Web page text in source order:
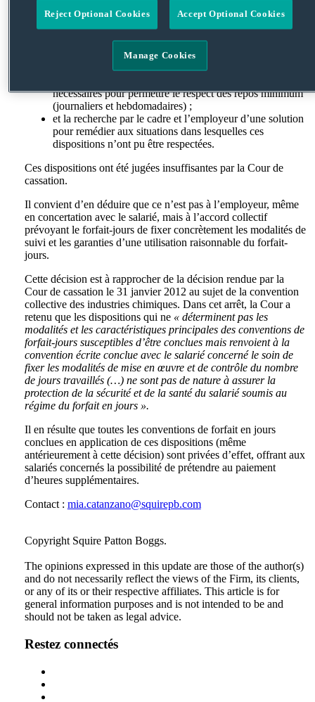
moyens permettant de maîtriser et d’adapter la charge de
travail du cadre et sa répartition dans le temps ;
un relevé mensuel établi par le cadre indiquant pour
chaque jour s’il s’agit d’une journée ou d’une demi-
journée de travail, de repos ou autres absences à préciser ;
nécessaires pour permettre le respect des repos minimum
(journaliers et hebdomadaires) ;
et la recherche par le cadre et l’employeur d’une solution
pour remédier aux situations dans lesquelles ces
dispositions n’ont pu être respectées.
Ces dispositions ont été jugées insuffisantes par la Cour de
cassation.
Il convient d’en déduire que ce n’est pas à l’employeur, même
en concertation avec le salarié, mais à l’accord collectif
prévoyant le forfait-jours de fixer concrètement les modalités de
suivi et les garanties d’une utilisation raisonnable du forfait-
jours.
Cette décision est à rapprocher de la décision rendue par la
Cour de cassation le 31 janvier 2012 au sujet de la convention
collective des industries chimiques. Dans cet arrêt, la Cour a
retenu que les dispositions qui ne « déterminent pas les
modalités et les caractéristiques principales des conventions de
forfait-jours susceptibles d’être conclues mais renvoient à la
convention écrite conclue avec le salarié concerné le soin de
fixer les modalités de mise en œuvre et de contrôle du nombre
de jours travaillés (…) ne sont pas de nature à assurer la
protection de la sécurité et de la santé du salarié soumis au
régime du forfait en jours ».
Il en résulte que toutes les conventions de forfait en jours
conclues en application de ces dispositions (même
antérieurement à cette décision) sont privées d’effet, offrant aux
salariés concernés la possibilité de prétendre au paiement
d’heures supplémentaires.
Contact : mia.catanzano@squirepb.com
Tweet
this
post
Like
this
post
Email
this
post
Share
this
post
on
LinkedIn
Copyright Squire Patton Boggs.
The opinions expressed in this update are those of the author(s)
and do not necessarily reflect the views of the Firm, its clients,
or any of its or their respective affiliates. This article is for
general information purposes and is not intended to be and
should not be taken as legal advice.
Restez connectés
Reject Optional Cookies Accept Optional Cookies
Manage Cookies